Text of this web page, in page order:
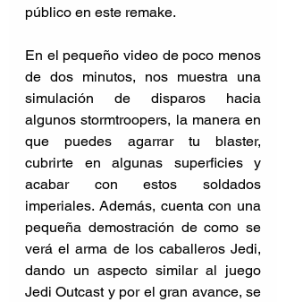
público en este remake.
En el pequeño video de poco menos
de dos minutos, nos muestra una
simulación de disparos hacia
algunos stormtroopers, la manera en
que puedes agarrar tu blaster,
cubrirte en algunas superficies y
acabar con estos soldados
imperiales. Además, cuenta con una
pequeña demostración de como se
verá el arma de los caballeros Jedi,
dando un aspecto similar al juego
Jedi Outcast y por el gran avance, se